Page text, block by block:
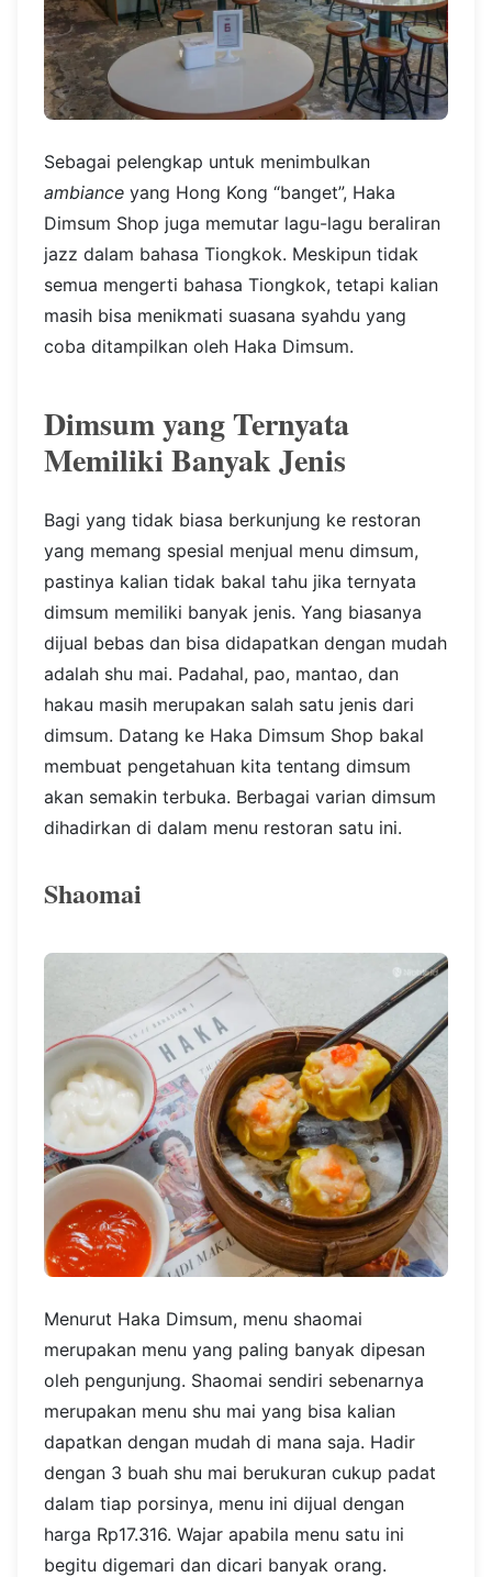
Sebagai pelengkap untuk menimbulkan
ambiance yang Hong Kong “banget”, Haka
Dimsum Shop juga memutar lagu-lagu beraliran
jazz dalam bahasa Tiongkok. Meskipun tidak
semua mengerti bahasa Tiongkok, tetapi kalian
masih bisa menikmati suasana syahdu yang
coba ditampilkan oleh Haka Dimsum.
Dimsum yang Ternyata
Memiliki Banyak Jenis
Bagi yang tidak biasa berkunjung ke restoran
yang memang spesial menjual menu dimsum,
pastinya kalian tidak bakal tahu jika ternyata
dimsum memiliki banyak jenis. Yang biasanya
dijual bebas dan bisa didapatkan dengan mudah
adalah shu mai. Padahal, pao, mantao, dan
hakau masih merupakan salah satu jenis dari
dimsum. Datang ke Haka Dimsum Shop bakal
membuat pengetahuan kita tentang dimsum
akan semakin terbuka. Berbagai varian dimsum
dihadirkan di dalam menu restoran satu ini.
Shaomai
Menurut Haka Dimsum, menu shaomai
merupakan menu yang paling banyak dipesan
oleh pengunjung. Shaomai sendiri sebenarnya
merupakan menu shu mai yang bisa kalian
dapatkan dengan mudah di mana saja. Hadir
dengan 3 buah shu mai berukuran cukup padat
dalam tiap porsinya, menu ini dijual dengan
harga Rp17.316. Wajar apabila menu satu ini
begitu digemari dan dicari banyak orang.